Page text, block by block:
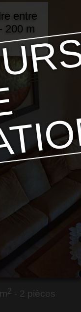
entre
200 m
2 - 2 pièces